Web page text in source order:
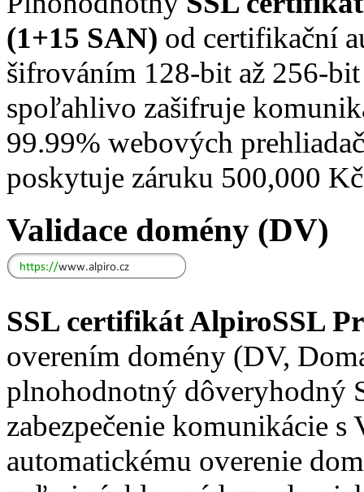
(1+15 SAN) od certifikační
šifrováním 128-bit až 256-
spoľahlivo zašifruje
99.99% webových
poskytuje záruku 500,000
Validace domény (DV)
SSL certifikát AlpiroSSL
overením domény (DV,
plnohodnotný dôveryhodný
zabezpečenie komunikácie s
automatickému overenie